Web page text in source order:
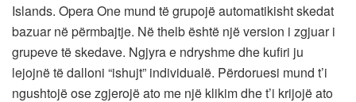
Islands. Opera One mund të grupojë automatikisht skedat
bazuar në përmbajtje. Në thelb është një version i zgjuar i
grupeve të skedave. Ngjyra e ndryshme dhe kufiri ju
lejojnë të dalloni “ishujt” individualë. Përdoruesi mund t’i
ngushtojë ose zgjerojë ato me një klikim dhe t’i krijojë ato